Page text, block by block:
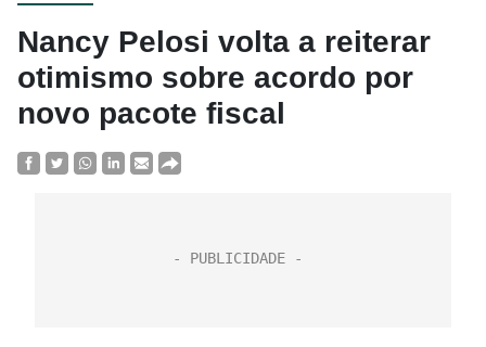
Nancy Pelosi volta a reiterar
otimismo sobre acordo por
novo pacote fiscal